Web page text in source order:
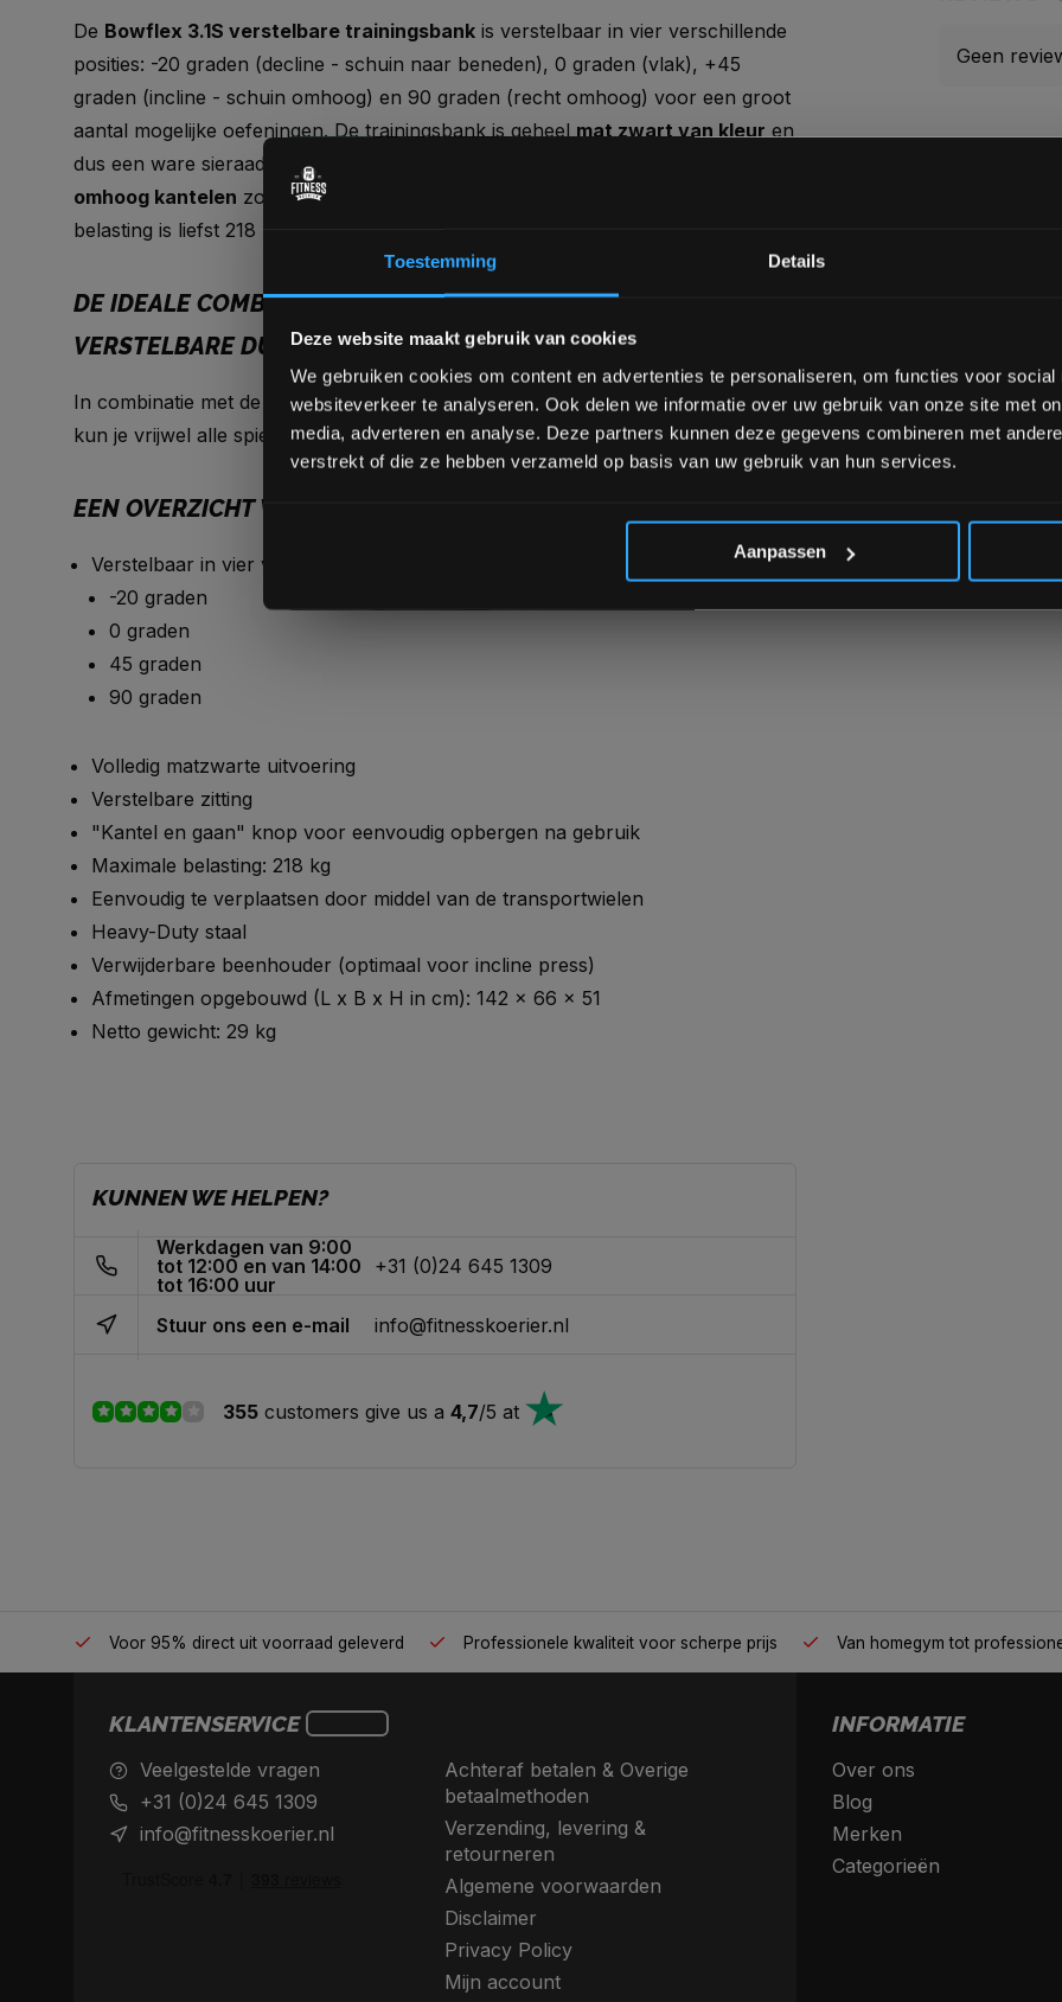
Toestemming Details
Deze website maakt gebruik van cookies
We gebruiken cookies om content en advertenties te personaliseren, om functies voor social
websiteverkeer te analyseren. Ook delen we informatie over uw gebruik van onze site met
media, adverteren en analyse. Deze partners kunnen deze gegevens combineren met
verstrekt of die ze hebben verzameld op basis van uw gebruik van hun services.
Aanpassen
De Bowflex 3.1S verstelbare trainingsbank is verstelbaar in vier verschillende
posities: -20 graden (decline - schuin naar beneden), 0 graden (vlak), +45
graden (incline - schuin omhoog) en 90 graden (recht omhoog) voor een groot
aantal mogelijke oefeningen. De trainingsbank is geheelmat zwart van kleuren
dus een ware sieraad voor je thuisgym. Na gebruik kun je de bench handig
omhoog kantelen zodat deze goed kan worden opgeborgen. De maximale
belasting is liefst 218 kg dus deze bench kan tegen een stootje.
DE IDEALE COMBINATIE MET DE BOWFLEX SELECTTECH
VERSTELBARE DUMBBELLS
In combinatie met de Bowflex Selecttech dumbbells en de gratis Bowflex app
kun je vrijwel alle spiergroepen uitstekend thuis trainen.
EEN OVERZICHT VAN KENMERKEN:
Verstelbaar in vier verschillende standen:
-20 graden
0 graden
45 graden
90 graden
Volledig matzwarte uitvoering
Verstelbare zitting
"Kantel en gaan" knop voor eenvoudig opbergen na gebruik
Maximale belasting: 218 kg
Eenvoudig te verplaatsen door middel van de transportwielen
Heavy-Duty staal
Verwijderbare beenhouder (optimaal voor incline press)
Afmetingen opgebouwd (L x B x H in cm): 142 x 66 x 51
Netto gewicht: 29 kg
KUNNEN WE HELPEN?
Werkdagen van 9:00
tot 12:00 en van 14:00
tot 16:00 uur
+31 (0)24 645 1309
Stuur ons een e-mail info@fitnesskoerier.nl
355 customers give us a 4,7/5 at
Geen
Voor 95% direct uit voorraad geleverd Professionele kwaliteit voor scherpe prijs Van homegym tot
KLANTENSERVICE
Veelgestelde vragen
+31 (0)24 645 1309
info@fitnesskoerier.nl
Achteraf betalen & Overige
betaalmethoden
Verzending, levering &
retourneren
Algemene voorwaarden
Disclaimer
Privacy Policy
Mijn account
INFORMATIE
Over ons
Blog
Merken
Categorieën
Bam! 5% korting op je